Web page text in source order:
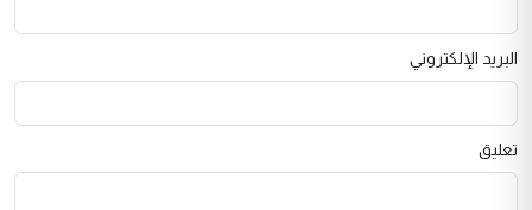
البريد الإلكتروني
تعليق